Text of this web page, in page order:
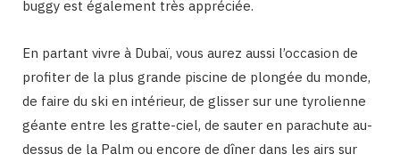
buggy est également très appréciée.
En partant vivre à Dubaï, vous aurez aussi l’occasion de
profiter de la plus grande piscine de plongée du monde,
de faire du ski en intérieur, de glisser sur une tyrolienne
géante entre les gratte-ciel, de sauter en parachute au-
dessus de la Palm ou encore de dîner dans les airs sur